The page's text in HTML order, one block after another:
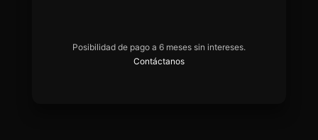
Posibilidad de pago a 6 meses sin intereses.
Contáctanos